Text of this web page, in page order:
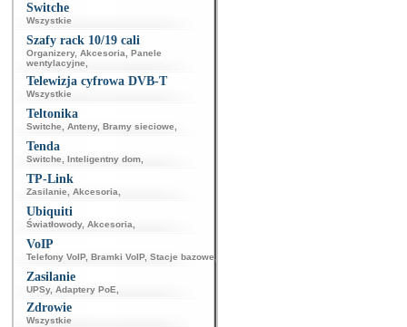
Switche
Wszystkie
Szafy rack 10/19 cali
Organizery, Akcesoria
Panele
wentylacyjne
Telewizja cyfrowa DVB-T
Wszystkie
Teltonika
Switche Anteny, Bramy sieciowe
Tenda
Switche Inteligentny dom
TP-Link
Zasilanie Akcesoria
Ubiquiti
Światłowody, Akcesoria
VoIP
Telefony VoIP, Bramki VoIP, Stacje bazowe
Zasilanie
UPSy, Adaptery PoE
Zdrowie
Wszystkie